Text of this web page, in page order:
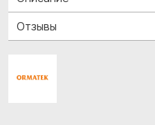
Отзывы